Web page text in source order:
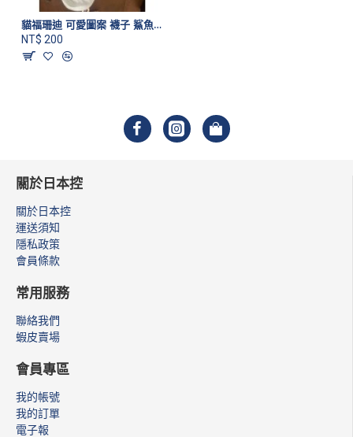
貓福珊迪 可愛圖案 襪子 鯊魚款
NT$ 200
關於日本控
關於日本控
運送須知
隱私政策
會員條款
常用服務
聯絡我們
蝦皮賣場
會員專區
我的帳號
我的訂單
電子報